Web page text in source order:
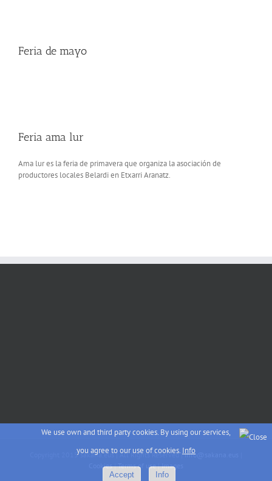
Feria de mayo
Feria ama lur
Ama lur es la feria de primavera que organiza la asociación de
productores locales Belardi en Etxarri Aranatz.
Copyright 2015 sakana.eus | All Rights Reserved |info@sakana.eus
Cookies|Terms of use|Images
We use own and third party cookies. By using our services,
you agree to our use of cookies. Info
Accept Info